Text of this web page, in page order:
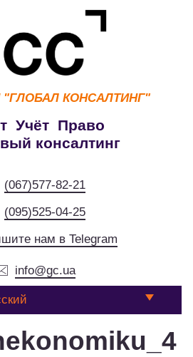
"ГЛОБАЛ КОНСАЛТИНГ"
Учёт Право
консалтинг
(067)577-82-21
(095)525-04-25
нам в Telegram
info@gc.ua